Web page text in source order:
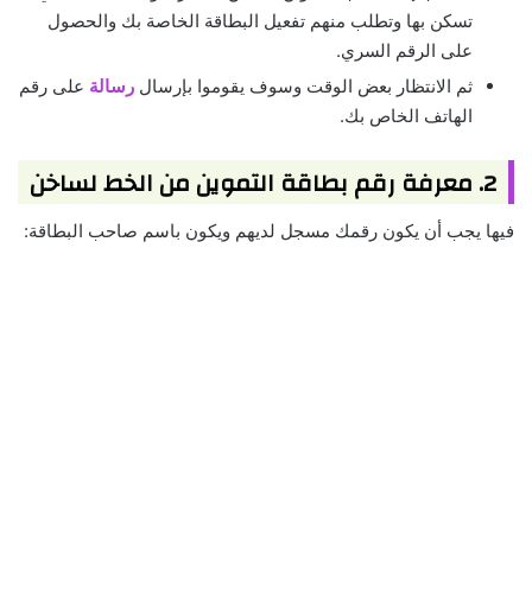
تسكن بها وتطلب منهم تفعيل البطاقة الخاصة بك والحصول
على الرقم السري.
ثم الانتظار بعض الوقت وسوف يقوموا بإرسال رسالة على رقم
الهاتف الخاص بك.
2. معرفة رقم بطاقة التموين من الخط لساخن
فيها يجب أن يكون رقمك مسجل لديهم ويكون باسم صاحب البطاقة: